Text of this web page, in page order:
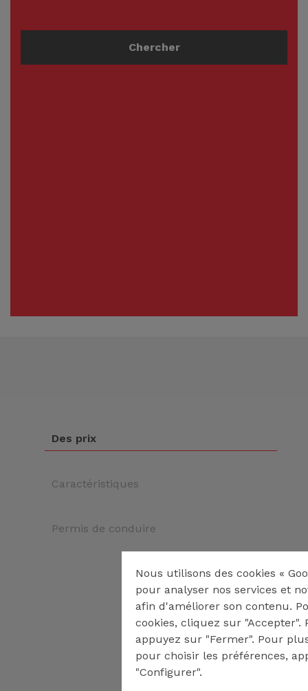
Chercher
Des prix
Caractéristiques
Permis de conduire
Nous utilisons des cookies «
pour analyser nos services et
afin d'améliorer son contenu.
cookies, cliquez sur "Accepter".
appuyez sur "Fermer". Pour
pour choisir les préférences,
"Configurer".